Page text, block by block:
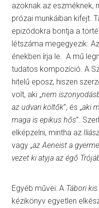
azoknak az eszméknek,
prózai munkáiban kifejt.
epizódokra bontja a
létszáma megegyezik.
énekben írja le. A mű
tudatos kompozíció. A
hitelű eposz, hiszen
volt, aki „nem
az udvari költők”, és „aki
maga is epikus hős”.
elképzelni, mintha az
vagy „az Aeneist a
vezet ki atyja az égő
Egyéb művei: A Tábori
kézikönyv egyetlen